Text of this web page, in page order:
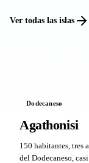
Ver todas las islas
Dodecaneso
Agathonisi
150 habitantes, tres
del Dodecaneso,